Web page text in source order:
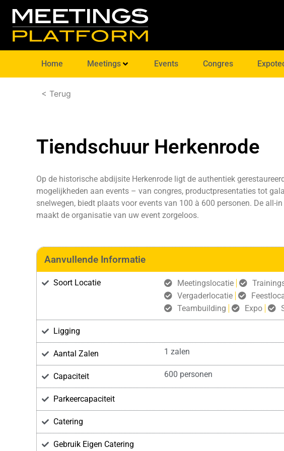
Home Meetings Events Congres
< Terug
Tiendschuur Herkenrode
Op de historische abdijsite Herkenrode ligt de authentiek
mogelijkheden aan events – van congres, productpresentaties tot
snelwegen, biedt plaats voor events van 100 à 600 personen. De all-
maakt de organisatie van uw event zorgeloos.
Aanvullende Informatie
Soort Locatie Meetingslocatie
Vergaderlocatie
Teambuilding
Expo
Ligging
Aantal Zalen 1 zalen
Capaciteit 600 personen
Parkeercapaciteit
Catering
Gebruik Eigen Catering